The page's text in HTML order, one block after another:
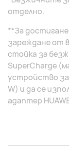
отделно.
**За
зареждане от
стойка за
SuperCharge
устройство за
W) и да се
адаптер